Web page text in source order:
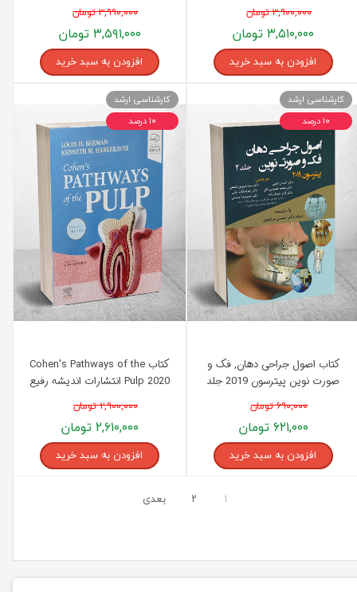
۳,۹۰۰,۰۰۰ تومان
۳,۵۱۰,۰۰۰ تومان
افزودن به سبد خرید
۳,۹۹۰,۰۰۰ تومان
۳,۵۹۱,۰۰۰ تومان
افزودن به سبد خرید
کتاب اصول جراحی دهان, فک و
صورت نوین پیترسون 2019 جلد
۶۹۰,۰۰۰ تومان
۶۲۱,۰۰۰ تومان
افزودن به سبد خرید
کارشناسی ارشد
۱۰ درصد
کتاب Cohen's Pathways of the
Pulp 2020 انتشارات اندیشه رفیع
۲,۹۰۰,۰۰۰ تومان
۲,۶۱۰,۰۰۰ تومان
افزودن به سبد خرید
کارشناسی ارشد
۱۰ درصد
۱ ۲ بعدی